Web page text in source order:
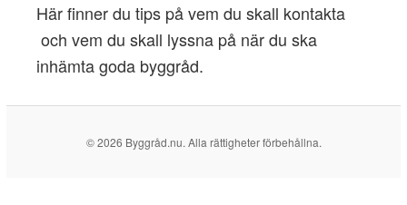
Här finner du tips på vem du skall kontakta
och vem du skall lyssna på när du ska
inhämta goda byggråd.
© 2026 Byggråd.nu. Alla rättigheter förbehållna.